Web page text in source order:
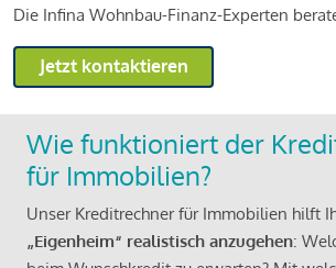
Die Infina Wohnbau-Finanz-Experten
Jetzt kontaktieren
Wie funktioniert der
für Immobilien?
Unser Kreditrechner für Immobilien hilft
„Eigenheim“ realistisch anzugehen: